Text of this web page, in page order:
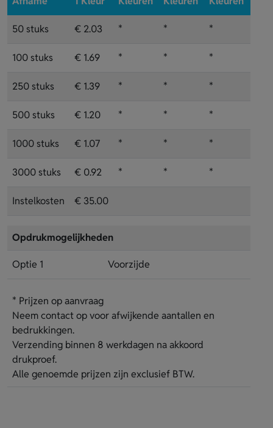
50 stuks € 2.03 * * *
100 stuks € 1.69 * * *
250 stuks € 1.39 * * *
500 stuks € 1.20 * * *
1000 stuks € 1.07 * * *
3000 stuks € 0.92 * * *
Instelkosten € 35.00
Opdrukmogelijkheden
Optie 1 Voorzijde
* Prijzen op aanvraag
Neem contact op voor afwijkende aantallen en
bedrukkingen.
Verzending binnen 8 werkdagen na akkoord
drukproef.
Alle genoemde prijzen zijn exclusief BTW.